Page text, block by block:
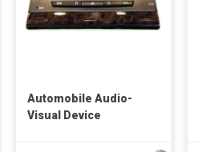
Automobile Audio-
Visual Device